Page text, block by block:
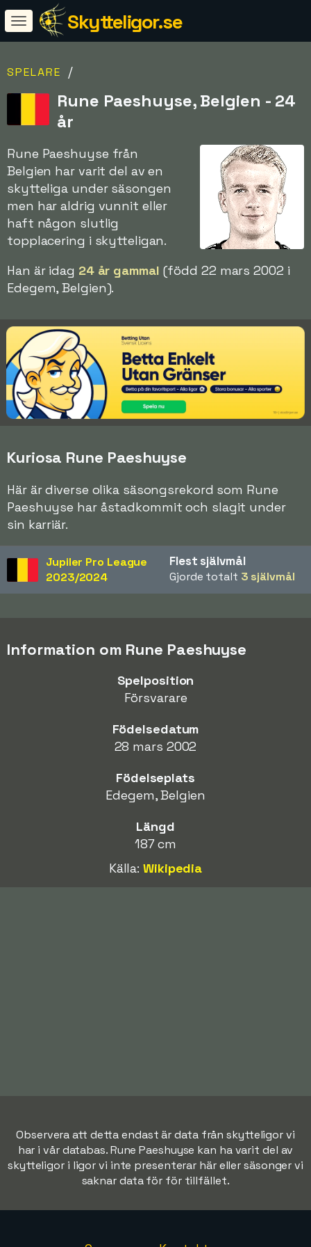
Skytteligor.se
SPELARE /
Rune Paeshuyse, Belgien - 24
år
Rune Paeshuyse från
Belgien har varit del av en
skytteliga under säsongen
men har aldrig vunnit eller
haft någon slutlig
topplacering i skytteligan.
Han är idag 24 år gammal (född 22 mars 2002 i
Edegem, Belgien).
Kuriosa Rune Paeshuyse
Här är diverse olika säsongsrekord som Rune
Paeshuyse har åstadkommit och slagit under
sin karriär.
Jupiler Pro League
2023/2024
Flest självmål
Gjorde totalt 3 självmål
Information om Rune Paeshuyse
Spelposition
Försvarare
Födelsedatum
28 mars 2002
Födelseplats
Edegem, Belgien
Längd
187 cm
Källa:Wikipedia
Observera att detta endast är data från skytteligor vi
har i vår databas. Rune Paeshuyse kan ha varit del av
skytteligor i ligor vi inte presenterar här eller säsonger vi
saknar data för för tillfället.